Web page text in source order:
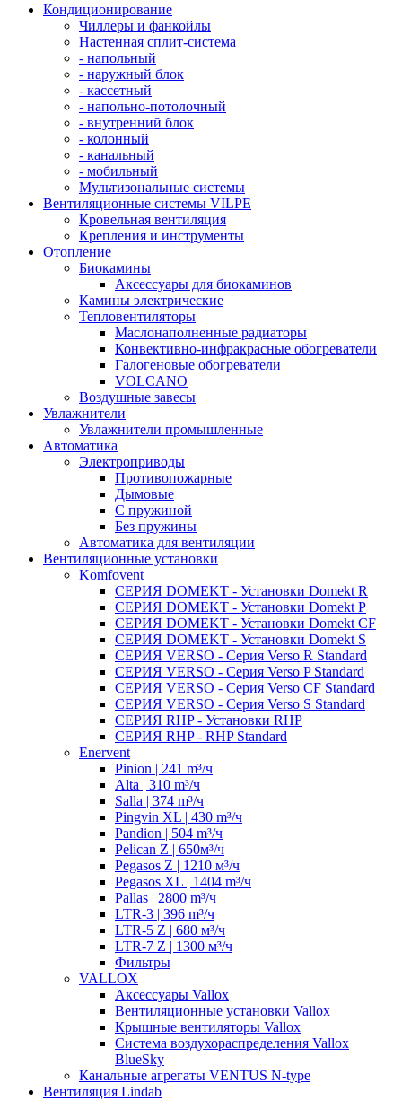
Кондиционирование
Чиллеры и фанкойлы
Настенная сплит-система
- напольный
- наружный блок
- кассетный
- напольно-потолочный
- внутренний блок
- колонный
- канальный
- мобильный
Мультизональные системы
Вентиляционные системы VILPE
Кровельная вентиляция
Крепления и инструменты
Отопление
Биокамины
Аксессуары для биокаминов
Камины электрические
Тепловентиляторы
Маслонаполненные радиаторы
Конвективно-инфракрасные обогреватели
Галогеновые обогреватели
VOLCANO
Воздушные завесы
Увлажнители
Увлажнители промышленные
Автоматика
Электроприводы
Противопожарные
Дымовые
С пружиной
Без пружины
Автоматика для вентиляции
Вентиляционные установки
Komfovent
СЕРИЯ DOMEKT - Установки Domekt R
СЕРИЯ DOMEKT - Установки Domekt P
СЕРИЯ DOMEKT - Установки Domekt CF
СЕРИЯ DOMEKT - Установки Domekt S
СЕРИЯ VERSO - Сepия Verso R Standard
СЕРИЯ VERSO - Сepия Verso P Standard
СЕРИЯ VERSO - Сepия Verso CF Standard
СЕРИЯ VERSO - Сepия Verso S Standard
СЕРИЯ RHP - Установки RHP
СЕРИЯ RHP - RHP Standard
Enervent
Pinion | 241 m³/ч
Alta | 310 m³/ч
Salla | 374 m³/ч
Pingvin XL | 430 m³/ч
Pandion | 504 m³/ч
Pelican Z | 650м³/ч
Pegasos Z | 1210 м³/ч
Pegasos XL | 1404 m³/ч
Pallas | 2800 m³/ч
LTR-3 | 396 m³/ч
LTR-5 Z | 680 м³/ч
LTR-7 Z | 1300 м³/ч
Фильтры
VALLOX
Аксессуары Vallox
Вентиляционные установки Vallox
Крышные вентиляторы Vallox
Система воздухораспределения Vallox
BlueSky
Канальные агрегаты VENTUS N-type
Вентиляция Lindab